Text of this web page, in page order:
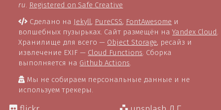
ru. Registered on Safe Creative
Сделано на Jekyll, PureCSS, FontAwesome и
волшебных пузырьках. Сайт размещён наYandex Cloud .
Хранилище для всего — Object Storage, ресайз и
извлечение EXIF — Cloud Functions. Сборка
выполняется на Github Actions.
Мы не собираем персональные данные и не
используем трекеры.